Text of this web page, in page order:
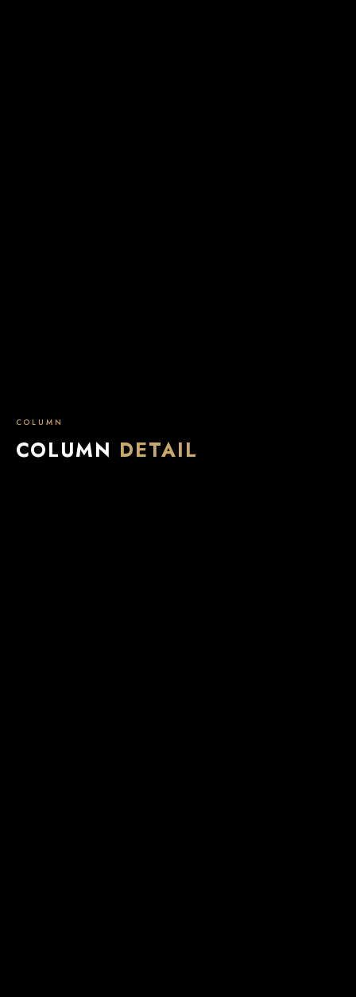
COLUMN
COLUMN DETAIL